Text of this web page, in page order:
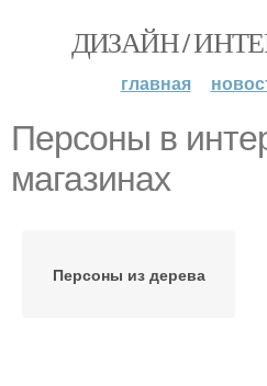
ДИЗАЙН /
главная
Персоны в
магазинах
Персоны из дерева